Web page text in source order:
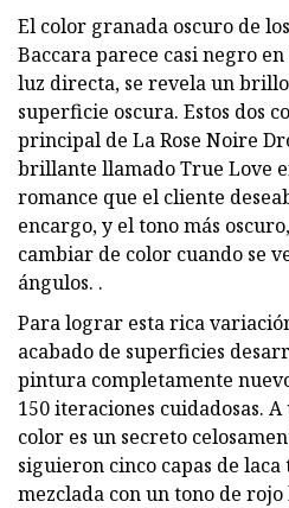
El color granada oscuro de
Baccara parece casi negro
luz directa, se revela un
superficie oscura. Estos dos
principal de La Rose Noire
brillante llamado True Love
romance que el cliente
encargo, y el tono más
cambiar de color cuando se
ángulos. .
Para lograr esta rica
acabado de superficies
pintura completamente
150 iteraciones cuidadosas.
color es un secreto
siguieron cinco capas de
mezclada con un tono de